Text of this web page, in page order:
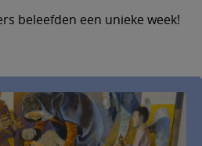
beleefden een unieke week!